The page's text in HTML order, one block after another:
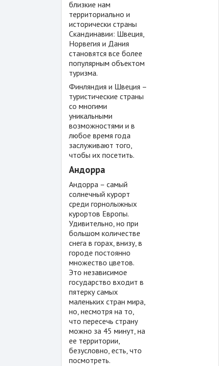
близкие нам
территориально и
исторически страны
Скандинавии: Швеция,
Норвегия и Дания
становятся все более
популярным объектом
туризма.
Финляндия и Швеция –
туристические страны
со многими
уникальными
возможностями и в
любое время года
заслуживают того,
чтобы их посетить.
Андорра
Андорра – самый
солнечный курорт
среди горнолыжных
курортов Европы.
Удивительно, но при
большом количестве
снега в горах, внизу, в
городе постоянно
множество цветов.
Это независимое
государство входит в
пятерку самых
маленьких стран мира,
но, несмотря на то,
что пересечь страну
можно за 45 минут, на
ее территории,
безусловно, есть, что
посмотреть.